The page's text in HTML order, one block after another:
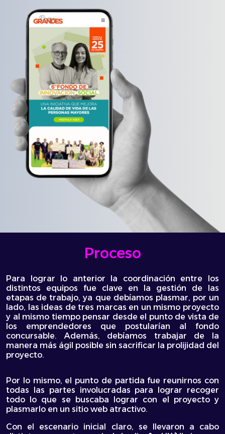
Proceso
Para lograr lo anterior la coordinación entre los
distintos equipos fue clave en la gestión de las
etapas de trabajo, ya que debíamos plasmar, por un
lado, las ideas de tres marcas en un mismo proyecto
y al mismo tiempo pensar desde el punto de vista de
los emprendedores que postularían al fondo
concursable. Además, debíamos trabajar de la
manera más ágil posible sin sacrificar la prolijidad del
proyecto.
Por lo mismo, el punto de partida fue reunirnos con
todas las partes involucradas para lograr recoger
todo lo que se buscaba lograr con el proyecto y
plasmarlo en un sitio web atractivo.
Con el escenario inicial claro, se llevaron a cabo